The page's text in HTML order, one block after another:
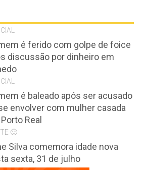
é ferido com golpe de foice
discussão por dinheiro em
é baleado após ser acusado
envolver com mulher casada
Real
🙂
Silva comemora idade nova
sexta, 31 de julho